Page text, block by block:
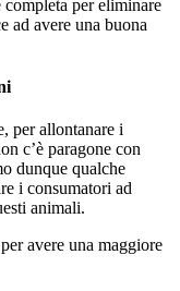
per eliminare
ad avere una buona
per allontanare i
c’è paragone con
dunque qualche
i consumatori ad
animali.
avere una maggiore